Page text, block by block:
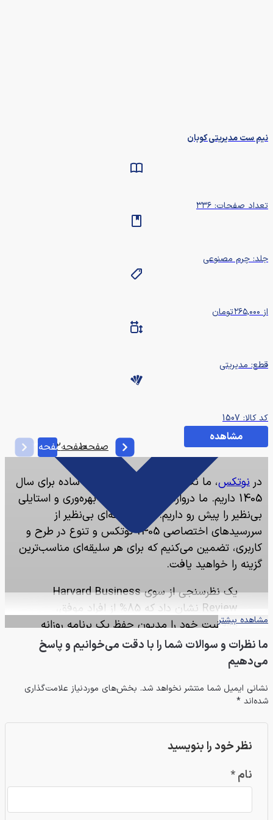
نیم ست مدیریتی کوبان
تعداد صفحات: ۳۳۶
جلد: چرم مصنوعی
از۲۶۵,۰۰۰تومان
قطع: مدیریتی
کد کالا: 1507
مشاهده
صفحه1
صفحه2
صفحه
در نوتکس، ما نگاهی فراتر از یک سر رسید ساده برای سال
1405 داریم. ما دروازه‌ای به سوی نظم، بهره‌وری و استایلی
بی‌نظیر را پیش رو داریم. با مجموعه‌ای بی‌نظیر از
سررسیدهای اختصاصی 1405 نوتکس و تنوع در طرح و
کاربری، تضمین می‌کنیم که برای هر سلیقه‌ای مناسب‌ترین
گزینه را خواهید یافت.
یک نظرسنجی از سوی Harvard Business
Review نشان داد که 85% از افراد موفق،
موفقیت خود را مدیون حفظ یک برنامه روزانه
ثابت می‌دانند.
انواع طرح های سررسید 1405 نوتکس
مدرن و مینیمال تا کلاسیک و نفیس و سایزهای مختلف
وزیری و اروپایی برای پاسخگویی به هر سلیقه و نیازی ارائه
شده‌اند.
یکی از پرطرفدارترین انواع سررسید، سررسید وزیری است که
مشاهده بیشتر
ما نظرات و سوالات شما را با دقت می‌خوانیم و پاسخ
می‌دهیم
نشانی ایمیل شما منتشر نخواهد شد. بخش‌های موردنیاز علامت‌گذاری
شده‌اند *
نظر خود را بنویسید
نام *